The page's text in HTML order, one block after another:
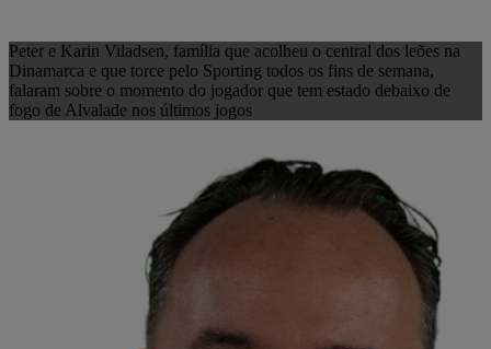
Peter e Karin Viladsen, família que acolheu o central dos leões na
Dinamarca e que torce pelo Sporting todos os fins de semana,
falaram sobre o momento do jogador que tem estado debaixo de
fogo de Alvalade nos últimos jogos